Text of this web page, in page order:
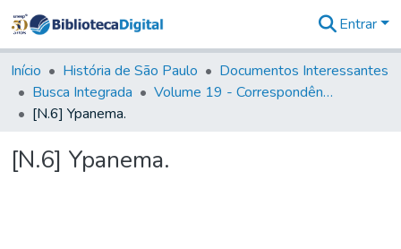
&
Coleções
Tudo na
Entrar
Início História de São Paulo
Documentos Interessantes
Busca Integrada
Volume 19 - Correspondência do Capital General D. Luiz Antonio de Souza (1767- 70)
[N.6] Ypanema.
[N.6] Ypanema.